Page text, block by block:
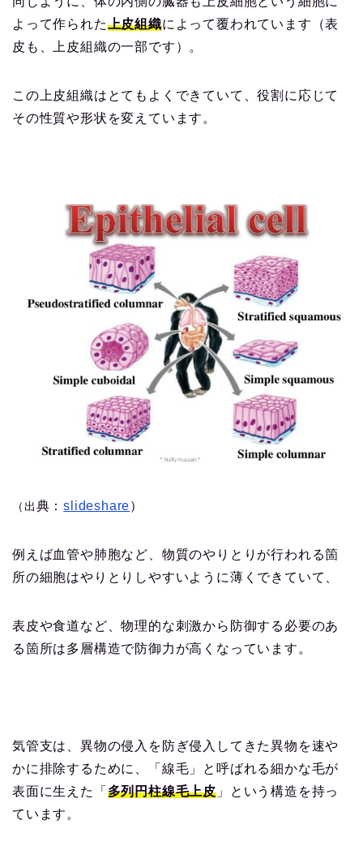
よって作られた上皮組織によって覆われています（表
皮も、上皮組織の一部です）。
この上皮組織はとてもよくできていて、役割に応じて
その性質や形状を変えています。
（出典：slideshare）
例えば血管や肺胞など、物質のやりとりが行われる箇
所の細胞はやりとりしやすいように薄くできていて、
表皮や食道など、物理的な刺激から防御する必要のあ
る箇所は多層構造で防御力が高くなっています。
気管支は、異物の侵入を防ぎ侵入してきた異物を速や
かに排除するために、「線毛」と呼ばれる細かな毛が
表面に生えた「 多列円柱線毛上皮 」という構造を持っ
ています。